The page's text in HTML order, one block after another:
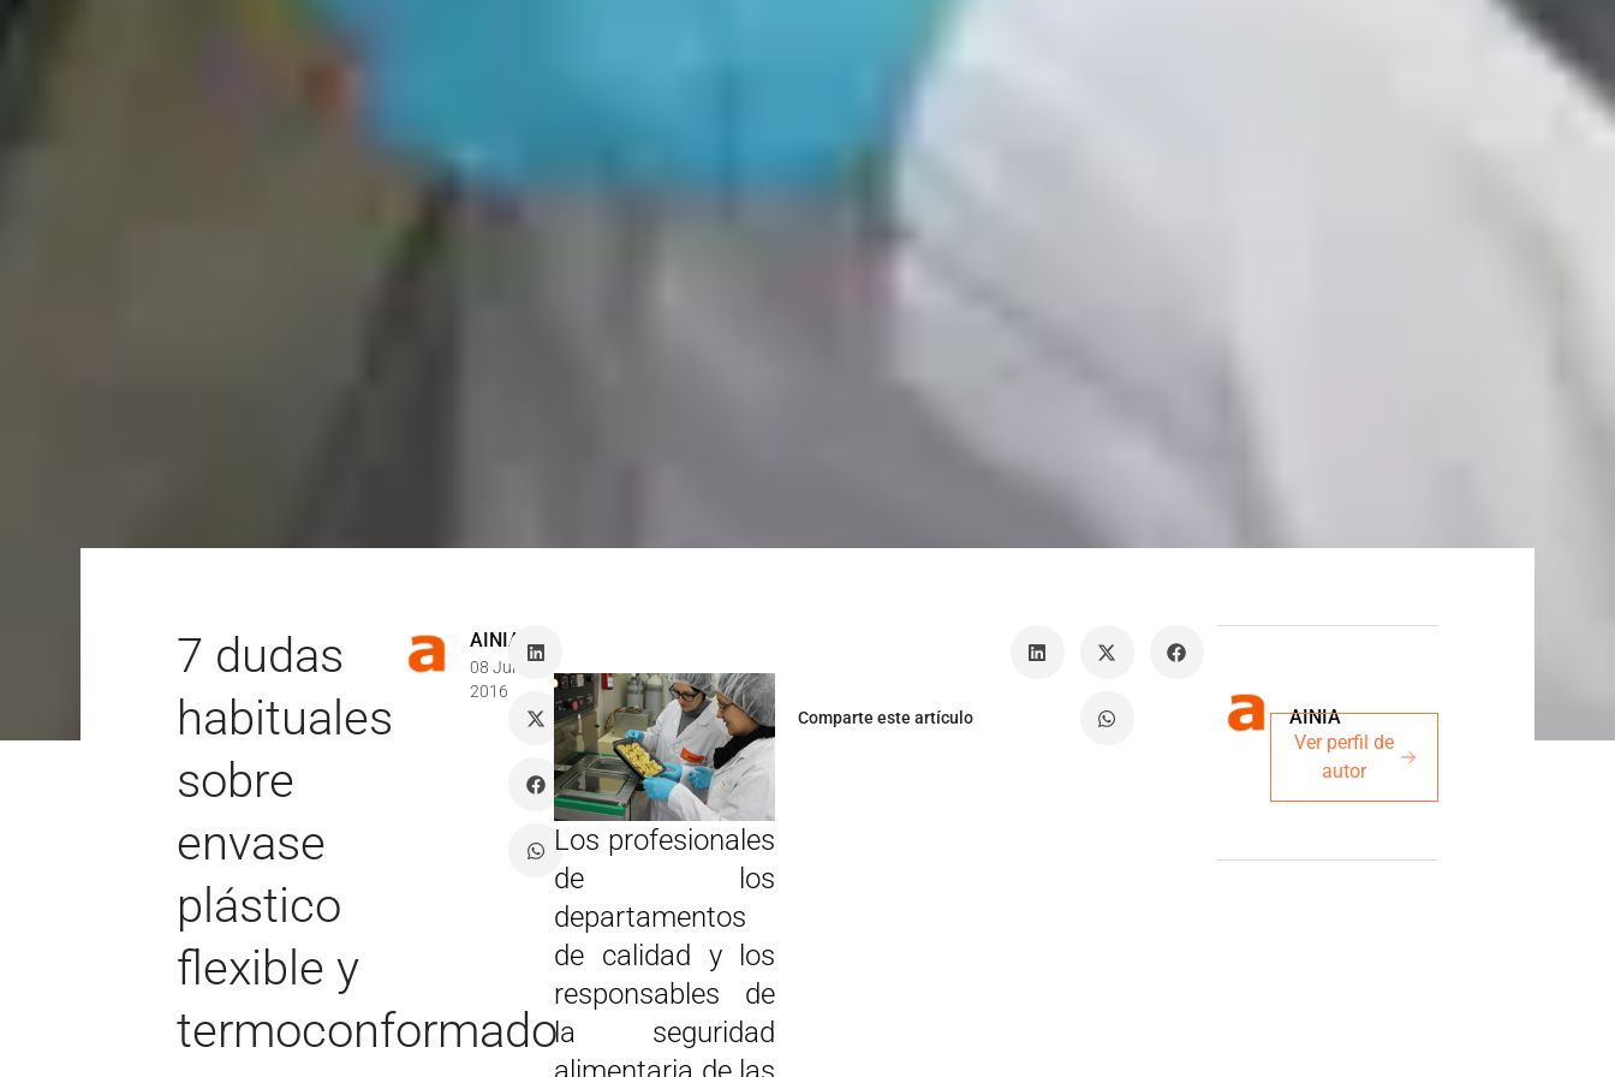
7 dudas
habituales
sobre
envase
plástico
flexible y
termoconformado
AINIA
08 Jun
2016
Los profesionales
de los
departamentos
de calidad y los
responsables de
la seguridad
Comparte este artículo
AINIA
Ver perfil de
autor